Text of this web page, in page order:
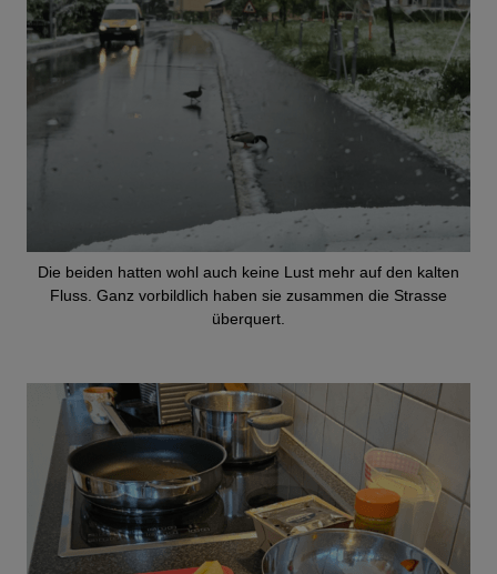
Die beiden hatten wohl auch keine Lust mehr auf den kalten
Fluss. Ganz vorbildlich haben sie zusammen die Strasse
überquert.